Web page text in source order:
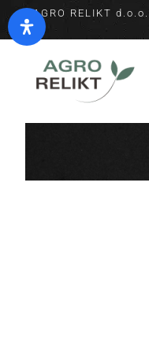
AGRO RELIKT d.o.o.